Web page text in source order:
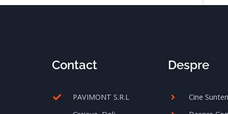
Contact
PAVIMONT S.R.L
Despre
Cine